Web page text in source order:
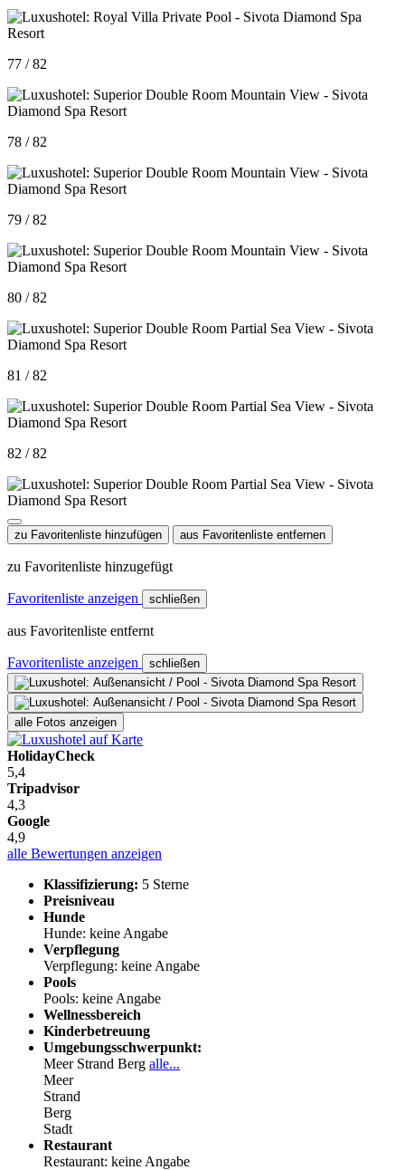
77 / 82
78 / 82
79 / 82
80 / 82
81 / 82
82 / 82
zu Favoritenliste hinzufügen aus Favoritenliste entfernen
zu Favoritenliste hinzugefügt
Favoritenliste anzeigen schließen
aus Favoritenliste entfernt
Favoritenliste anzeigen schließen
alle Fotos anzeigen
HolidayCheck
5,4
Tripadvisor
4,3
Google
4,9
alle Bewertungen anzeigen
Klassifizierung: 5 Sterne
Preisniveau
Hunde
Hunde: keine Angabe
Verpflegung
Verpflegung: keine Angabe
Pools
Pools: keine Angabe
Wellnessbereich
Kinderbetreuung
Umgebungsschwerpunkt:
Meer Strand Berg alle...
Meer
Strand
Berg
Stadt
Restaurant
Restaurant: keine Angabe